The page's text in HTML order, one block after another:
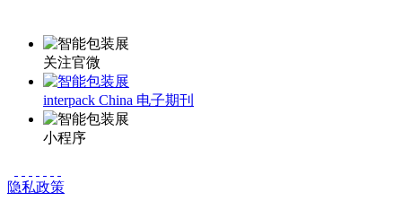
关注官微
interpack China 电子期刊
小程序
隐私政策